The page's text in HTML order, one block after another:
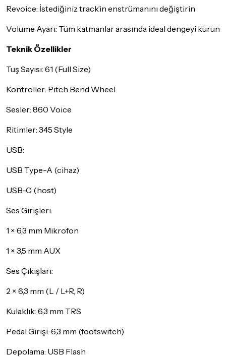
Revoice: İstediğiniz track’in enstrümanını değiştirin
Volume Ayarı: Tüm katmanlar arasında ideal dengeyi kurun
Teknik Özellikler
Tuş Sayısı: 61 (Full Size)
Kontroller: Pitch Bend Wheel
Sesler: 860 Voice
Ritimler: 345 Style
USB:
USB Type-A (cihaz)
USB-C (host)
Ses Girişleri:
1 × 6,3 mm Mikrofon
1 × 3,5 mm AUX
Ses Çıkışları:
2 × 6,3 mm (L / L+R, R)
Kulaklık: 6,3 mm TRS
Pedal Girişi: 6,3 mm (footswitch)
Depolama: USB Flash